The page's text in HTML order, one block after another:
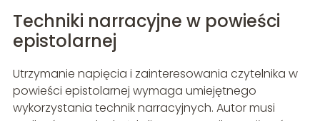
Techniki narracyjne w powieści
epistolarnej
Utrzymanie napięcia i zainteresowania czytelnika w
powieści epistolarnej wymaga umiejętnego
wykorzystania technik narracyjnych. Autor musi